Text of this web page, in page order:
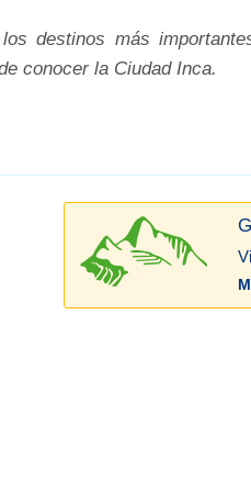
destinos más
conocer la Ciudad Inca.